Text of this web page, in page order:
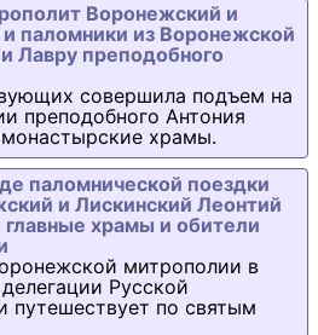
Воронежский и
паломники из Воронежской
Лавру преподобного
совершила подъем на
преподобного Антония
храмы.
паломнической поездки
и Лискинский Леонтий
храмы и обители
митрополии в
Русской
путешествует по святым